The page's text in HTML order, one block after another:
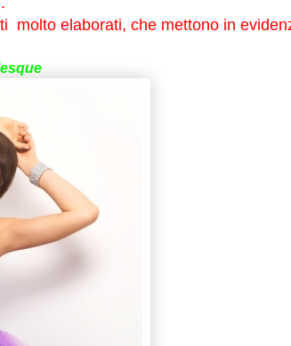
molto elaborati, che mettono in